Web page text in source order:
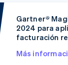
Gartner®
2024 para
facturación
Más